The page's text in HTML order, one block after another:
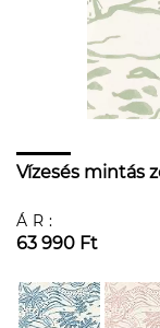
Vízesés mintás
ÁR:
63 990 Ft